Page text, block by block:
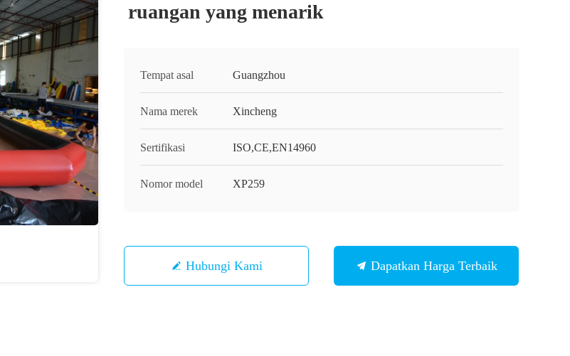
ruangan yang menarik
Tempat asal Guangzhou
Nama merek Xincheng
Sertifikasi ISO,CE,EN14960
Nomor model XP259
Hubungi Kami Dapatkan Harga Terbaik